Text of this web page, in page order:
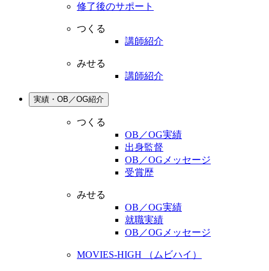
修了後のサポート
つくる
講師紹介
みせる
講師紹介
実績・OB／OG紹介
つくる
OB／OG実績
出身監督
OB／OGメッセージ
受賞歴
みせる
OB／OG実績
就職実績
OB／OGメッセージ
MOVIES-HIGH （ムビハイ）